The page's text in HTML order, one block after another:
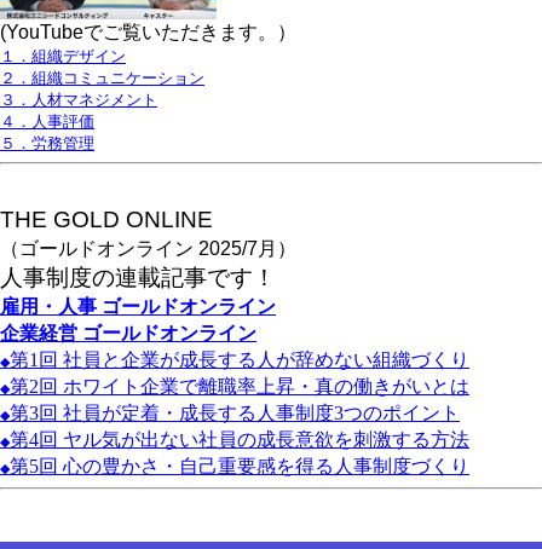
(YouTubeでご覧いただきます。）
１．組織デザイン
２．組織コミュニケーション
３．人材マネジメント
４．人事評価
５．労務管理
THE GOLD ONLINE
（ゴールドオンライン 2025/7月）
人事制度の連載記事です！
雇用・人事 ゴールドオンライン
企業経営 ゴールドオンライン
◆第1 回 社員と企業が成長する人が辞めない組織づくり
◆第2回 ホワイト企業で離職率上昇・真の働きがいとは
◆第3回 社員が定着・成長する人事制度3つのポイント
◆第4回 ヤル気が出ない社員の成長意欲を刺激する方法
◆第5回 心の豊かさ・自己重要感を得る人事制度づくり